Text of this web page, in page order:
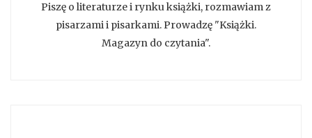
Piszę o literaturze i rynku książki, rozmawiam z
pisarzami i pisarkami. Prowadzę "Książki.
Magazyn do czytania".